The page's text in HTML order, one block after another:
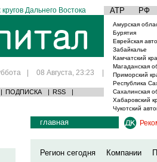
Дальнего Востока АТР РФ
| 08 Августа, 23:23 |
| ПОДПИСКА | RSS |
Амурская
Бурятия
Еврейская
Забайкалье
Камчатский
Магаданская
Приморский
Республика
Сахалинская
Хабаровский
Чукотский
главная
Регион сегодня Компании